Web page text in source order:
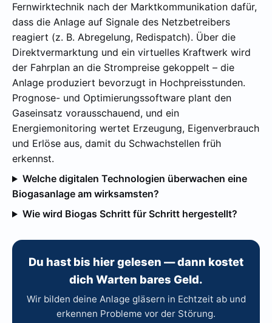
Fernwirktechnik nach der Marktkommunikation dafür,
dass die Anlage auf Signale des Netzbetreibers
reagiert (z. B. Abregelung, Redispatch). Über die
Direktvermarktung und ein virtuelles Kraftwerk wird
der Fahrplan an die Strompreise gekoppelt – die
Anlage produziert bevorzugt in Hochpreisstunden.
Prognose- und Optimierungssoftware plant den
Gaseinsatz vorausschauend, und ein
Energiemonitoring wertet Erzeugung, Eigenverbrauch
und Erlöse aus, damit du Schwachstellen früh
erkennst.
Welche digitalen Technologien überwachen eine
Biogasanlage am wirksamsten?
Wie wird Biogas Schritt für Schritt hergestellt?
Du hast bis hier gelesen — dann kostet
dich Warten bares Geld.
Wir bilden deine Anlage gläsern in Echtzeit ab und
erkennen Probleme vor der Störung.